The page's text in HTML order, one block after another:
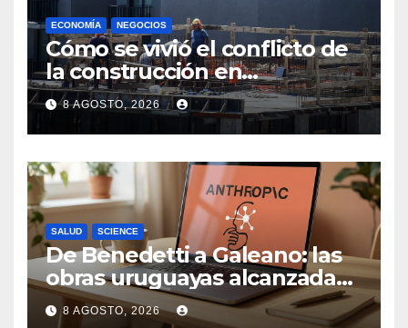
ECONOMÍA NEGOCIOS
Cómo se vivió el conflicto de
la construcción en
Maldonado, un
departamento donde el
sector tiene sus
particularidades
8 AGOSTO, 2026
SALUD SCIENCE
De Benedetti a Galeano: las
obras uruguayas alcanzadas
por la demanda colectiva de
8 AGOSTO, 2026